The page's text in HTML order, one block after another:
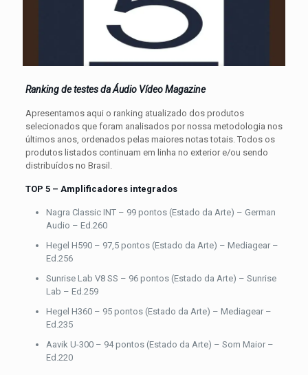
Ranking de testes da Áudio Vídeo Magazine
Apresentamos aqui o ranking atualizado dos produtos
selecionados que foram analisados por nossa metodologia nos
últimos anos, ordenados pelas maiores notas totais. Todos os
produtos listados continuam em linha no exterior e/ou sendo
distribuídos no Brasil.
TOP 5 – Amplificadores integrados
Nagra Classic INT – 99 pontos (Estado da Arte) – German
Audio – Ed.260
Hegel H590 – 97,5 pontos (Estado da Arte) – Mediagear –
Ed.256
Sunrise Lab V8 SS – 96 pontos (Estado da Arte) – Sunrise
Lab – Ed.259
Hegel H360 – 95 pontos (Estado da Arte) – Mediagear –
Ed.235
Aavik U-300 – 94 pontos (Estado da Arte) – Som Maior –
Ed.220